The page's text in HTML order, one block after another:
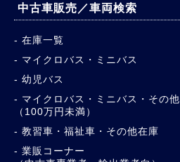
中古車販売／車両検索
在庫一覧
マイクロバス・ミニバス
幼児バス
マイクロバス・ミニバス・その他
（100万円未満）
教習車・福祉車・その他在庫
業販コーナー